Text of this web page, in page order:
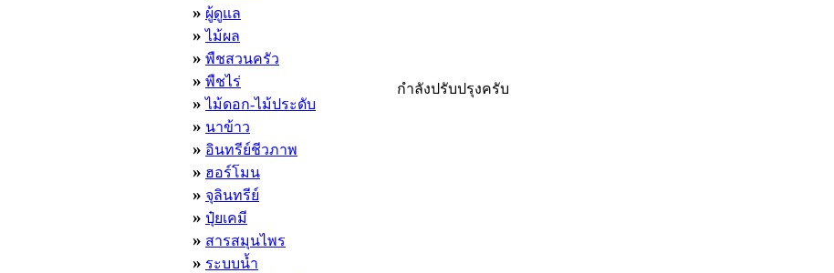
» ผู้ดูแล
» ไม้ผล
» พืชสวนครัว
» พืชไร่
» ไม้ดอก-ไม้ประดับ
» นาข้าว
» อินทรีย์ชีวภาพ
» ฮอร์โมน
» จุลินทรีย์
» ปุ๋ยเคมี
» สารสมุนไพร
» ระบบน้ำ
กำลังปรับปรุงครับ